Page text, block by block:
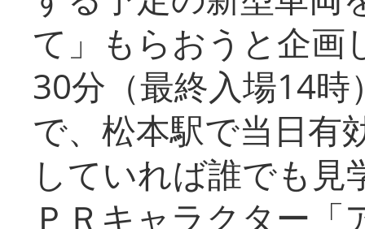
て」もらおうと企画
30分（最終入場14
で、松本駅で当日有
していれば誰でも
ＰＲキャラクター